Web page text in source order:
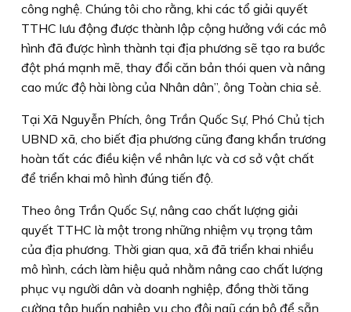
công nghệ. Chúng tôi cho rằng, khi các tổ giải quyết
TTHC lưu động được thành lập cộng hưởng với các mô
hình đã được hình thành tại địa phương sẽ tạo ra bước
đột phá mạnh mẽ, thay đổi căn bản thói quen và nâng
cao mức độ hài lòng của Nhân dân”, ông Toàn chia sẻ.
Tại Xã Nguyễn Phích, ông Trần Quốc Sự, Phó Chủ tịch
UBND xã, cho biết địa phương cũng đang khẩn trương
hoàn tất các điều kiện về nhân lực và cơ sở vật chất
để triển khai mô hình đúng tiến độ.
Theo ông Trần Quốc Sự, nâng cao chất lượng giải
quyết TTHC là một trong những nhiệm vụ trọng tâm
của địa phương. Thời gian qua, xã đã triển khai nhiều
mô hình, cách làm hiệu quả nhằm nâng cao chất lượng
phục vụ người dân và doanh nghiệp, đồng thời tăng
cường tập huấn nghiệp vụ cho đội ngũ cán bộ để sẵn